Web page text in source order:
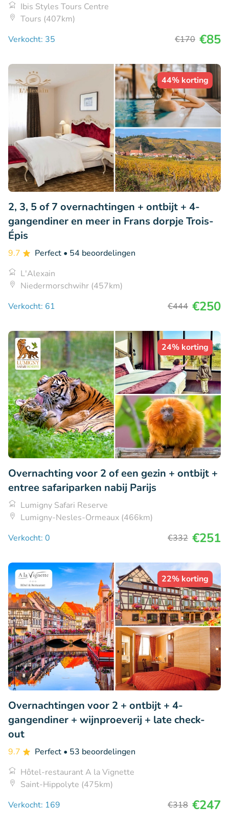
Ibis Styles Tours Centre
Tours (407km)
Verkocht: 35
€170 €85
44% korting
2, 3, 5 of 7 overnachtingen + ontbijt + 4-
gangendiner en meer in Frans dorpje Trois-
Épis
9.7 Perfect • 54 beoordelingen
L'Alexain
Niedermorschwihr (457km)
Verkocht: 61
€444 €250
24% korting
Overnachting voor 2 of een gezin + ontbijt +
entree safariparken nabij Parijs
Lumigny Safari Reserve
Lumigny-Nesles-Ormeaux (466km)
Verkocht: 0
€332 €251
22% korting
Overnachtingen voor 2 + ontbijt + 4-
gangendiner + wijnproeverij + late check-
out
9.7 Perfect • 53 beoordelingen
Hôtel-restaurant A la Vignette
Saint-Hippolyte (475km)
Verkocht: 169
€318 €247